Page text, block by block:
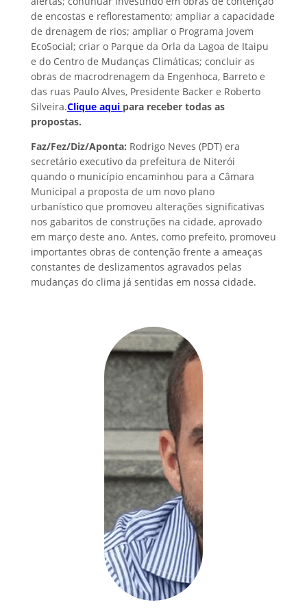
de encostas e reflorestamento; ampliar a capacidade
de drenagem de rios; ampliar o Programa Jovem
EcoSocial; criar o Parque da Orla da Lagoa de Itaipu
e do Centro de Mudanças Climáticas; concluir as
obras de macrodrenagem da Engenhoca, Barreto e
das ruas Paulo Alves, Presidente Backer e Roberto
Silveira.Clique aqui para receber todas as
propostas.
Faz/Fez/Diz/Aponta: Rodrigo Neves (PDT) era
secretário executivo da prefeitura de Niterói
quando o município encaminhou para a Câmara
Municipal a proposta de um novo plano
urbanístico que promoveu alterações significativas
nos gabaritos de construções na cidade, aprovado
em março deste ano. Antes, como prefeito, promoveu
importantes obras de contenção frente a ameaças
constantes de deslizamentos agravados pelas
mudanças do clima já sentidas em nossa cidade.